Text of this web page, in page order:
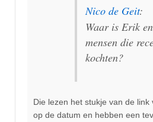
Nico de Geit:
Waar is Erik
mensen die
kochten?
Die lezen het stukje van de link
op de datum en hebben een